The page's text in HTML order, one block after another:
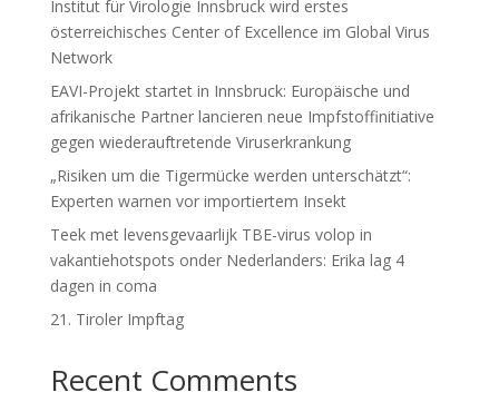
Institut für Virologie Innsbruck wird erstes
österreichisches Center of Excellence im Global Virus
Network
EAVI-Projekt startet in Innsbruck: Europäische und
afrikanische Partner lancieren neue Impfstoffinitiative
gegen wiederauftretende Viruserkrankung
„Risiken um die Tigermücke werden unterschätzt“:
Experten warnen vor importiertem Insekt
Teek met levensgevaarlijk TBE-virus volop in
vakantiehotspots onder Nederlanders: Erika lag 4
dagen in coma
21. Tiroler Impftag
Recent Comments